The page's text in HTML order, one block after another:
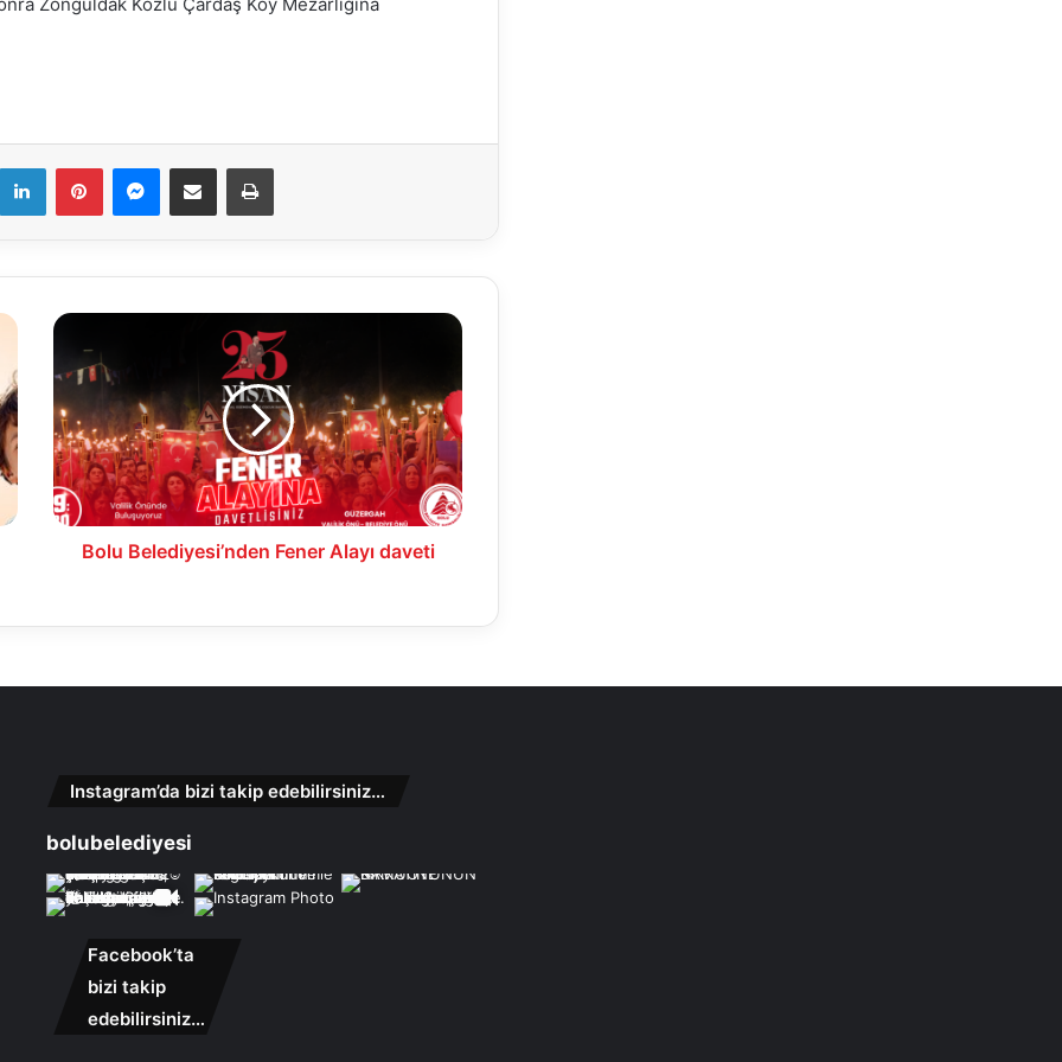
LinkedInPinterestMessenger
E-Mail ile paylaş Yazdır
Bolu
Belediyesi’nden
Fener
Alayı
daveti
Bolu Belediyesi’nden Fener Alayı daveti
Instagram’da bizi takip edebilirsiniz…
bolubelediyesi
Facebook’ta
bizi takip
edebilirsiniz…